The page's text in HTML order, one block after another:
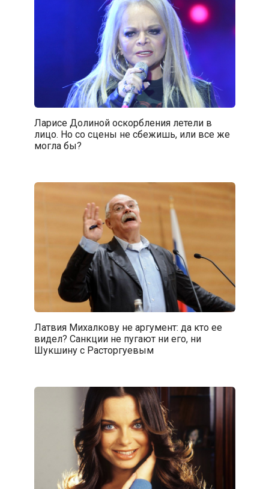
Ларисе Долиной оскорбления летели в
лицо. Но со сцены не сбежишь, или все же
могла бы?
Латвия Михалкову не аргумент: да кто ее
видел? Санкции не пугают ни его, ни
Шукшину с Расторгуевым